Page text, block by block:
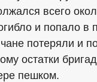
всего
и попало в
потеряли и
остатки
пешком.